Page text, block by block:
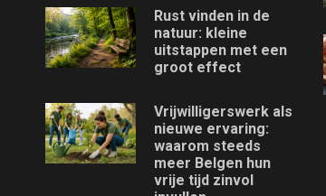
Rust vinden in de
natuur: kleine
uitstappen met een
groot effect
Vrijwilligerswerk als
nieuwe ervaring:
waarom steeds
meer Belgen hun
vrije tijd zinvol